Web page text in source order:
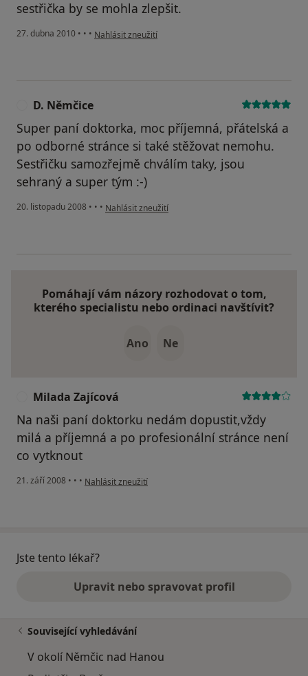
sestřička by se mohla zlepšit.
27. dubna 2010 • • • podle názoru uživatele Pacient
Nahlásit zneužití
D. Němčice
Super paní doktorka, moc příjemná, přátelská a
po odborné stránce si také stěžovat nemohu.
Sestřičku samozřejmě chválím taky, jsou
sehraný a super tým :-)
20. listopadu 2008 • • • podle názoru uživatele D. Němčice
Nahlásit zneužití
Pomáhají vám názory rozhodovat o tom,
kterého specialistu nebo ordinaci navštívit?
Ano Ne
Milada Zajícová
Na naši paní doktorku nedám dopustit,vždy
milá a příjemná a po profesionální stránce není
co vytknout
21. září 2008 • • • podle názoru uživatele Milada Zajícová
Nahlásit zneužití
Jste tento lékař?
Upravit nebo spravovat profil
Související vyhledávání
V okolí Němčic nad Hanou